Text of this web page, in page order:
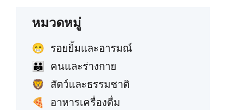
หมวดหมู่
😁 รอยยิ้มและอารมณ์
👪 คนและร่างกาย
🦁 สัตว์และธรรมชาติ
🍕 อาหารเครื่องดื่ม